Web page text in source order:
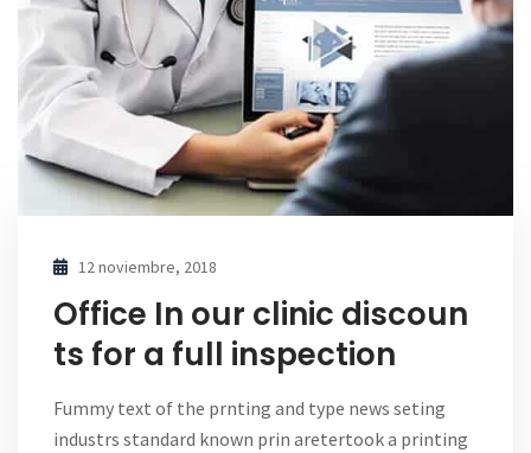
12 noviembre, 2018
Office In our clinic discoun
ts for a full inspection
Fummy text of the prnting and type news seting
industrs standard known prin aretertook a printing